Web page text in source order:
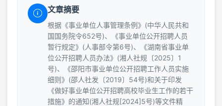
文章摘要
根据《事业单位人事管理条例》(中华人民共和
国国务院令652号)、《事业单位公开招聘人员
暂行规定》(人事部令第6号)、《湖南省事业单
位公开招聘人员办法》(湘人社规〔2025〕1
号)、《邵阳市事业单位公开招聘工作人员实施
细则》(邵人社发〔2019〕54号)和关于印发
《做好事业单位公开招聘高校毕业生工作的若干
措施》的通知(湘人社规[2024]5号)等文件精